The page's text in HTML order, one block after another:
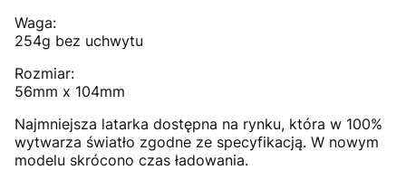
Waga:
254g bez uchwytu
Rozmiar:
56mm x 104mm
Najmniejsza latarka dostępna na rynku, która w 100%
wytwarza światło zgodne ze specyfikacją. W nowym
modelu skrócono czas ładowania.